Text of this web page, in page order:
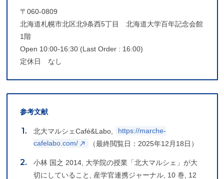
〒060-0809
北海道札幌市北区北9条西5丁目 北海道大学百年記念会館
1階
Open 10:00-16:30 (Last Order : 16:00)
定休日 なし
参考文献
北大マルシェCafé&Labo,
https://marche-
cafelabo.com/
（最終閲覧日：2025年12月18日）
小林 国之 2014, 大学院の授業「北大マルシェ」が大
切にしていること, 産学官連携ジャーナル, 10 巻, 12